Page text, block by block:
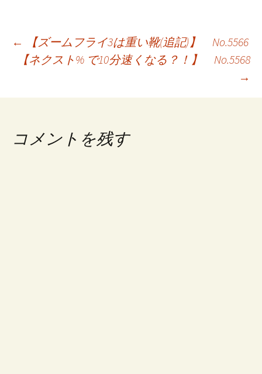
投
ゲ
←
【ズームフライ3は重い靴(追記)】 No.5566
【ネクスト% で10分速くなる？！】 No.5568
→
コメントを残す